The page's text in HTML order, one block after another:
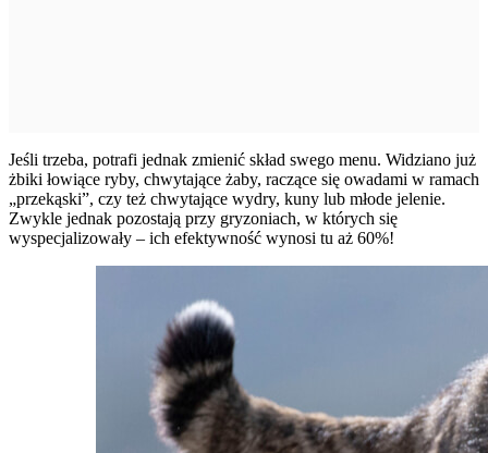
Jeśli trzeba, potrafi jednak zmienić skład swego menu. Widziano już
żbiki łowiące ryby, chwytające żaby, raczące się owadami w ramach
„przekąski”, czy też chwytające wydry, kuny lub młode jelenie.
Zwykle jednak pozostają przy gryzoniach, w których się
wyspecjalizowały – ich efektywność wynosi tu aż 60%!